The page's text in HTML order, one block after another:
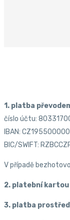
1. platba
číslo účtu:
IBAN:
BIC/SWIFT:
V případě
2. platební
3. platba